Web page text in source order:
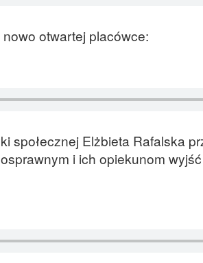
otwartej placówce:
społecznej Elżbieta Rafalska
i ich opiekunom